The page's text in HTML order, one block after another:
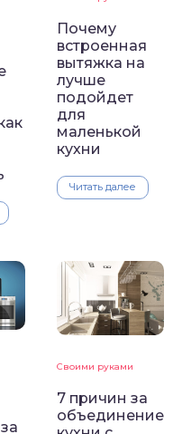
Почему
встроенная
вытяжка на
лучше
подойдет
для
маленькой
кухни
Читать далее
Своими руками
7 причин за
объединение